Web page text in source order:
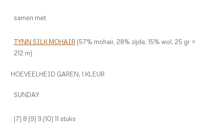
samen met
TYNN SILK MOHAIR (57% mohair, 28% zijde, 15% wol, 25 gr =
212 m)
HOEVEELHEID GAREN, 1 KLEUR
SUNDAY
(7) 8 (9) 9 (10) 11 stuks